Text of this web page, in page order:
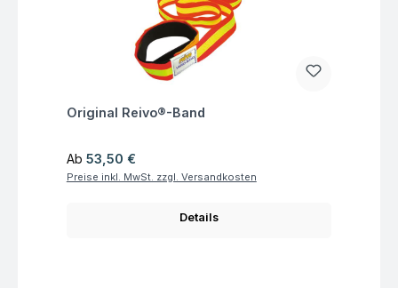
Fragen zum Artikel
Original Reivo®-Band
Regulärer Preis:
Ab 53,50 €
Preise inkl. MwSt. zzgl. Versandkosten
Details